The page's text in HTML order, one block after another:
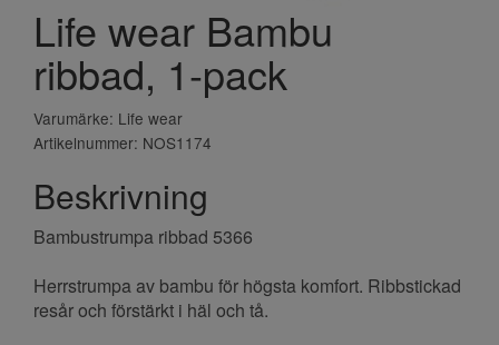
Life wear Bambu
ribbad, 1-pack
Varumärke: Life wear
Artikelnummer: NOS1174
Beskrivning
Bambustrumpa ribbad 5366
Herrstrumpa av bambu för högsta komfort. Ribbstickad
resår och förstärkt i häl och tå.